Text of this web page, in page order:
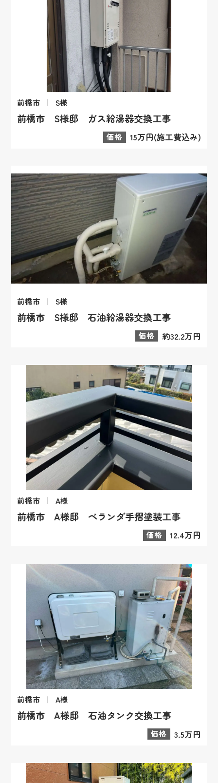
前橋市 S様
前橋市 S様邸 ガス給湯器交換工事
価格 15万円(施工費込み)
前橋市 S様
前橋市 S様邸 石油給湯器交換工事
価格 約32.2万円
前橋市 A様
前橋市 A様邸 ベランダ手摺塗装工事
価格 12.4万円
前橋市 A様
前橋市 A様邸 石油タンク交換工事
価格 3.5万円